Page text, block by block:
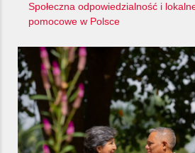
Społeczna odpowiedzialność i
pomocowe w Polsce